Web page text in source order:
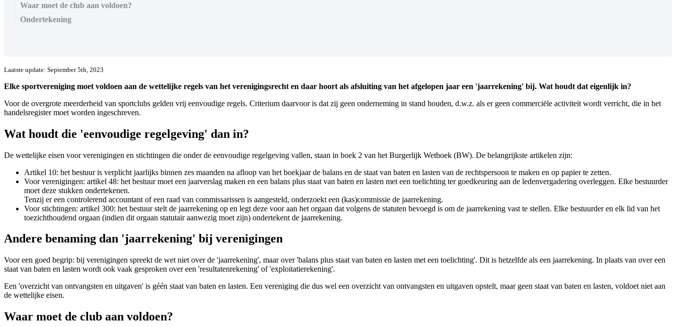
Waar moet de club aan voldoen?
Ondertekening
Laatste update: September 5th, 2023
Elke sportvereniging moet voldoen aan de wettelijke regels van het verenigingsrecht en daar hoort als afsluiting van het afgelopen jaar een 'jaarrekening' bij. Wat houdt dat eigenlijk in?
Voor de overgrote meerderheid van sportclubs gelden vrij eenvoudige regels. Criterium daarvoor is dat zij geen onderneming in stand houden, d.w.z. als er geen commerciële activiteit wordt verricht, die in het
handelsregister moet worden ingeschreven.
Wat houdt die 'eenvoudige regelgeving' dan in?
De wettelijke eisen voor verenigingen en stichtingen die onder de eenvoudige regelgeving vallen, staan in boek 2 van het Burgerlijk Wetboek (BW). De belangrijkste artikelen zijn:
Artikel 10: het bestuur is verplicht jaarlijks binnen zes maanden na afloop van het boekjaar de balans en de staat van baten en lasten van de rechtspersoon te maken en op papier te zetten.
Voor verenigingen: artikel 48: het bestuur moet een jaarverslag maken en een balans plus staat van baten en lasten met een toelichting ter goedkeuring aan de ledenvergadering overleggen. Elke bestuurder
moet deze stukken ondertekenen.
Tenzij er een controlerend accountant of een raad van commissarissen is aangesteld, onderzoekt een (kas)commissie de jaarrekening.
Voor stichtingen: artikel 300: het bestuur stelt de jaarrekening op en legt deze voor aan het orgaan dat volgens de statuten bevoegd is om de jaarrekening vast te stellen. Elke bestuurder en elk lid van het
toezichthoudend orgaan (indien dit orgaan statutair aanwezig moet zijn) ondertekent de jaarrekening.
Andere benaming dan 'jaarrekening' bij verenigingen
Voor een goed begrip: bij verenigingen spreekt de wet niet over de 'jaarrekening', maar over 'balans plus staat van baten en lasten met een toelichting'. Dit is hetzelfde als een jaarrekening. In plaats van over een
staat van baten en lasten wordt ook vaak gesproken over een 'resultatenrekening' of 'exploitatierekening'.
Een 'overzicht van ontvangsten en uitgaven' is géén staat van baten en lasten. Een vereniging die dus wel een overzicht van ontvangsten en uitgaven opstelt, maar geen staat van baten en lasten, voldoet niet aan
de wettelijke eisen.
Waar moet de club aan voldoen?